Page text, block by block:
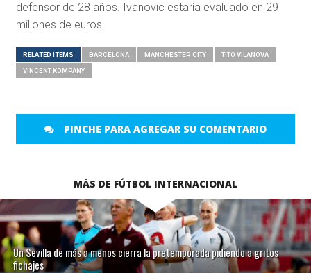
defensor de 28 años. Ivanovic estaría evaluado en 29
millones de euros.
RELATED ITEMS BARCELONA MANCHESTER CITY TITO VILANOVA
VINCENT KOMPANY
PINCHE PARA AGREGAR SU COMENTARIO
MÁS DE FÚTBOL INTERNACIONAL
Un Sevilla de más a menos cierra la pretemporada pidiendo a gritos
fichajes